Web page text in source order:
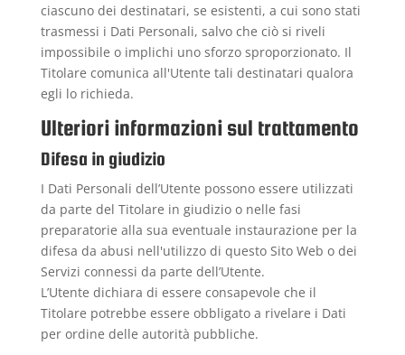
ciascuno dei destinatari, se esistenti, a cui sono stati
trasmessi i Dati Personali, salvo che ciò si riveli
impossibile o implichi uno sforzo sproporzionato. Il
Titolare comunica all'Utente tali destinatari qualora
egli lo richieda.
Ulteriori informazioni sul trattamento
Difesa in giudizio
I Dati Personali dell’Utente possono essere utilizzati
da parte del Titolare in giudizio o nelle fasi
preparatorie alla sua eventuale instaurazione per la
difesa da abusi nell'utilizzo di questo Sito Web o dei
Servizi connessi da parte dell’Utente.
L’Utente dichiara di essere consapevole che il
Titolare potrebbe essere obbligato a rivelare i Dati
per ordine delle autorità pubbliche.